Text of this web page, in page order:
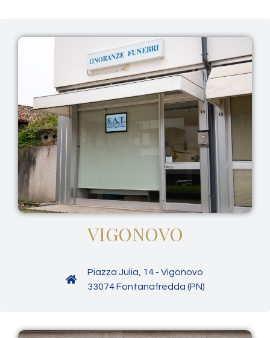
VIGONOVO
Piazza Julia, 14 - Vigonovo
33074 Fontanafredda (PN)